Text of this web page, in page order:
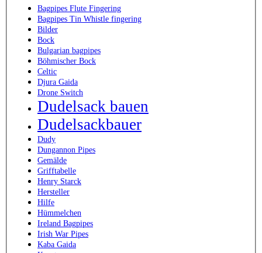
Bagpipes Flute Fingering
Bagpipes Tin Whistle fingering
Bilder
Bock
Bulgarian bagpipes
Böhmischer Bock
Celtic
Djura Gaida
Drone Switch
Dudelsack bauen
Dudelsackbauer
Dudy
Dungannon Pipes
Gemälde
Grifftabelle
Henry Starck
Hersteller
Hilfe
Hümmelchen
Ireland Bagpipes
Irish War Pipes
Kaba Gaida